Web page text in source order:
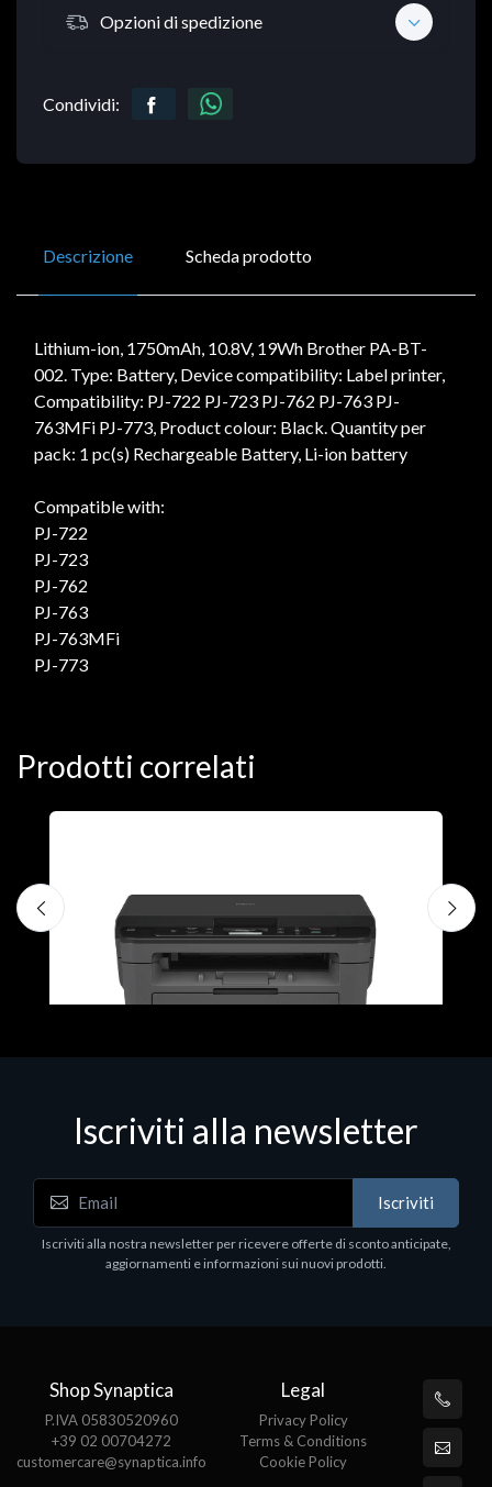
Opzioni di spedizione
Condividi:
Descrizione Scheda prodotto
Lithium-ion, 1750mAh, 10.8V, 19Wh Brother PA-BT-
002. Type: Battery, Device compatibility: Label printer,
Compatibility: PJ-722 PJ-723 PJ-762 PJ-763 PJ-
763MFi PJ-773, Product colour: Black. Quantity per
pack: 1 pc(s) Rechargeable Battery, Li-ion battery
Compatible with:
PJ-722
PJ-723
PJ-762
PJ-763
PJ-763MFi
PJ-773
Prodotti correlati
Stampanti
Brother Printer Laser L2510D
Iscriviti alla newsletter
Iscriviti
Iscriviti alla nostra newsletter per ricevere offerte di sconto anticipate,
aggiornamenti e informazioni sui nuovi prodotti.
Shop Synaptica
P.IVA 05830520960
+39 02 00704272
customercare@synaptica.info
Legal
Privacy Policy
Terms & Conditions
Cookie Policy